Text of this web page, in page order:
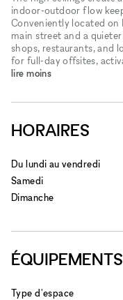
indoor‑outdoor flow
Conveniently located on
main street and a
shops, restaurants, and
for full‑day offsites,
lire moins
HORAIRES
Du lundi au vendredi
Samedi
Dimanche
ÉQUIPEMENTS
Type d'espace